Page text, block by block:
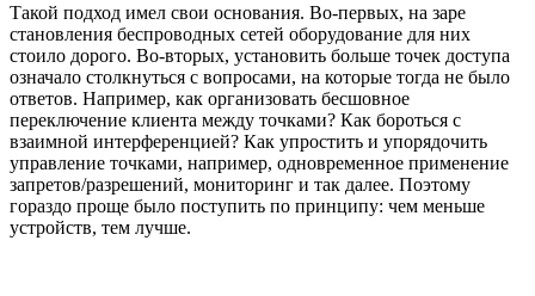
Такой подход имел свои основания. Во-первых, на заре
становления беспроводных сетей оборудование для них
стоило дорого. Во-вторых, установить больше точек доступа
означало столкнуться с вопросами, на которые тогда не было
ответов. Например, как организовать бесшовное
переключение клиента между точками? Как бороться с
взаимной интерференцией? Как упростить и упорядочить
управление точками, например, одновременное применение
запретов/разрешений, мониторинг и так далее. Поэтому
гораздо проще было поступить по принципу: чем меньше
устройств, тем лучше.